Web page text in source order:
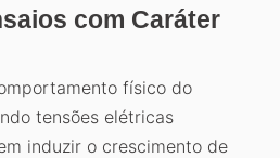
com Caráter
físico do
tensões elétricas
induzir o crescimento de